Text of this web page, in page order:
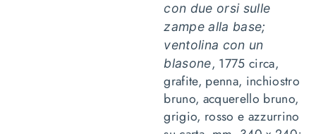
con due orsi sulle
zampe alla base;
ventolina con un
blasone, 1775 circa,
grafite, penna, inchiostro
bruno, acquerello bruno,
grigio, rosso e azzurrino